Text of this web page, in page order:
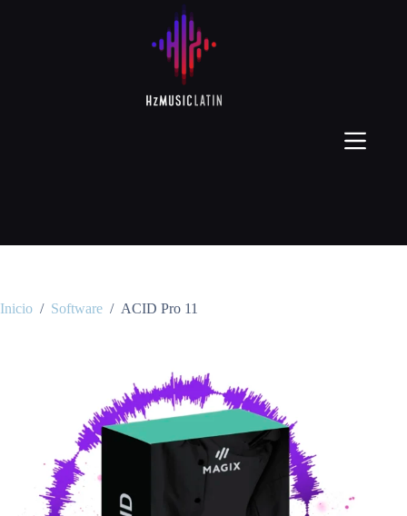
Inicio / Software / ACID Pro 11